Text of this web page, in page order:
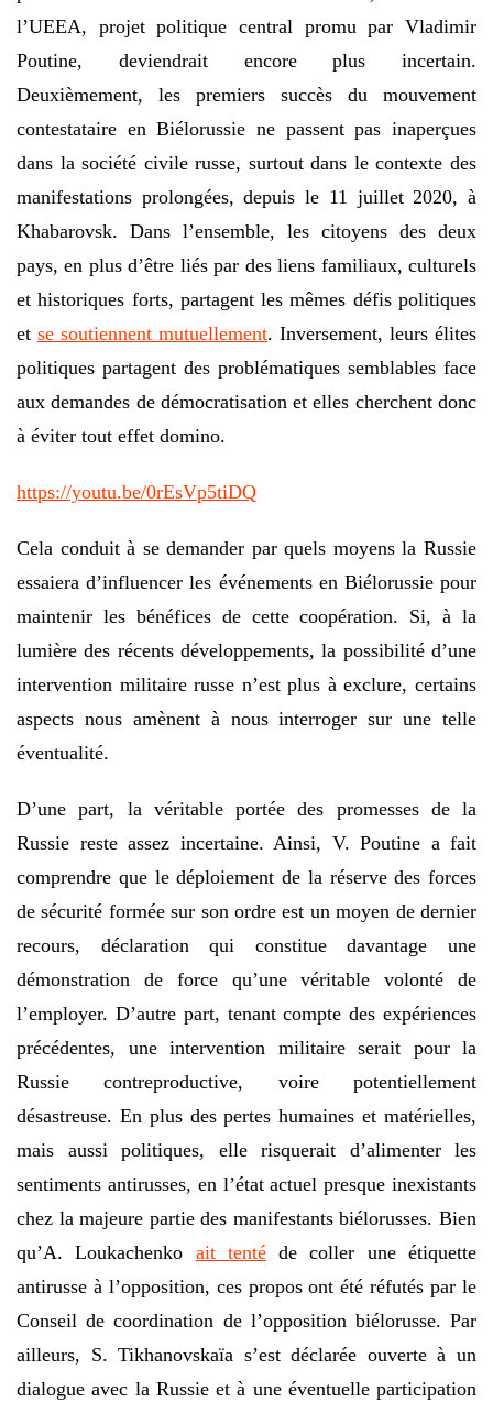
l’UEEA, projet politique central promu par Vladimir
Poutine, deviendrait encore plus incertain.
Deuxièmement, les premiers succès du mouvement
contestataire en Biélorussie ne passent pas inaperçues
dans la société civile russe, surtout dans le contexte des
manifestations prolongées, depuis le 11 juillet 2020, à
Khabarovsk. Dans l’ensemble, les citoyens des deux
pays, en plus d’être liés par des liens familiaux, culturels
et historiques forts, partagent les mêmes défis politiques
et se soutiennent mutuellement. Inversement, leurs élites
politiques partagent des problématiques semblables face
aux demandes de démocratisation et elles cherchent donc
à éviter tout effet domino.
https://youtu.be/0rEsVp5tiDQ
Cela conduit à se demander par quels moyens la Russie
essaiera d’influencer les événements en Biélorussie pour
maintenir les bénéfices de cette coopération. Si, à la
lumière des récents développements, la possibilité d’une
intervention militaire russe n’est plus à exclure, certains
aspects nous amènent à nous interroger sur une telle
éventualité.
D’une part, la véritable portée des promesses de la
Russie reste assez incertaine. Ainsi, V. Poutine a fait
comprendre que le déploiement de la réserve des forces
de sécurité formée sur son ordre est un moyen de dernier
recours, déclaration qui constitue davantage une
démonstration de force qu’une véritable volonté de
l’employer. D’autre part, tenant compte des expériences
précédentes, une intervention militaire serait pour la
Russie contreproductive, voire potentiellement
désastreuse. En plus des pertes humaines et matérielles,
mais aussi politiques, elle risquerait d’alimenter les
sentiments antirusses, en l’état actuel presque inexistants
chez la majeure partie des manifestants biélorusses. Bien
qu’A. Loukachenko ait tentéde coller une étiquette
antirusse à l’opposition, ces propos ont été réfutés par le
Conseil de coordination de l’opposition biélorusse. Par
ailleurs, S. Tikhanovskaïa s’est déclarée ouverte à un
dialogue avec la Russie et à une éventuelle participation